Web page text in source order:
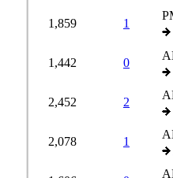
1
1,859
0
1,442
2
2,452
1
2,078